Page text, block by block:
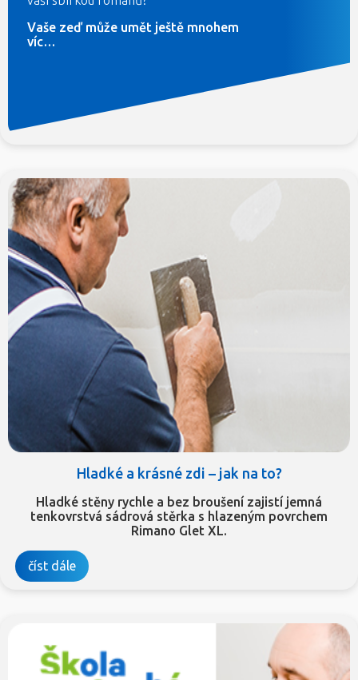
Vaše zeď může umět ještě mnohem
víc…
Hladké a krásné zdi – jak na to?
Hladké stěny rychle a bez broušení zajistí jemná
tenkovrstvá sádrová stěrka s hlazeným povrchem
Rimano Glet XL.
číst dále